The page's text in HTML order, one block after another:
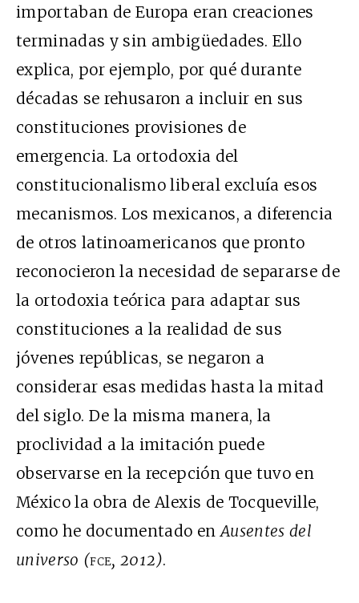
importaban de Europa eran creaciones
terminadas y sin ambigüedades. Ello
explica, por ejemplo, por qué durante
décadas se rehusaron a incluir en sus
constituciones provisiones de
emergencia. La ortodoxia del
constitucionalismo liberal excluía esos
mecanismos. Los mexicanos, a diferencia
de otros latinoamericanos que pronto
reconocieron la necesidad de separarse de
la ortodoxia teórica para adaptar sus
constituciones a la realidad de sus
jóvenes repúblicas, se negaron a
considerar esas medidas hasta la mitad
del siglo. De la misma manera, la
proclividad a la imitación puede
observarse en la recepción que tuvo en
México la obra de Alexis de Tocqueville,
como he documentado en Ausentes del
universo (fce, 2012).